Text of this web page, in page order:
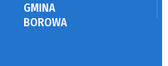
GMINA
BOROWA